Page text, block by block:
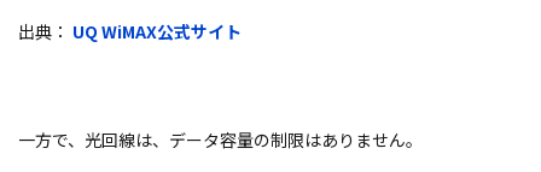
出典： UQ WiMAX公式サイト
一方で、光回線は、データ容量の制限はありません。